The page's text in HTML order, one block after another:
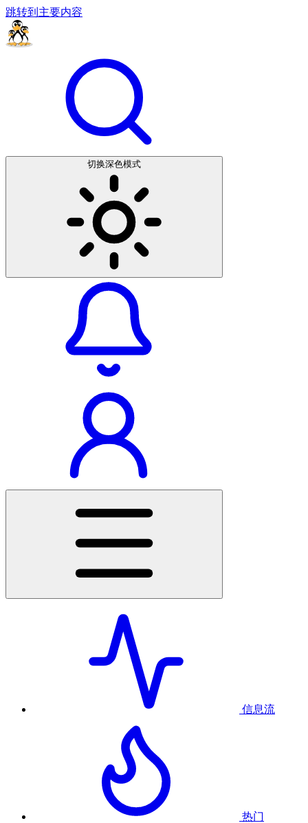
跳转到主要内容
切换深色模式
信息流
热门